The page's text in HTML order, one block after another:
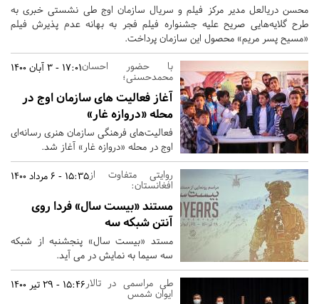
محسن دریالعل مدیر مرکز فیلم و سریال سازمان اوج طی نشستی خبری به
طرح گلایه‌هایی صریح علیه جشنواره فیلم فجر به بهانه عدم پذیرش فیلم
«مسیح پسر مریم» محصول این سازمان پرداخت.
17:01 - 3 آبان 1400با حضور احسان
محمدحسنی؛
آغاز فعالیت های سازمان اوج در
محله «دروازه غار»
فعالیت‌های فرهنگی سازمان هنری رسانه‌ای
اوج در محله «دروازه غار» آغاز شد.
15:35 - 6 مرداد 1400روایتی متفاوت از
افغانستان:
مستند «بیست سال» فردا روی
آنتن شبکه سه
مستد «بیست سال» پنجشنبه از شبکه
سه سیما به نمایش در می آید.
15:46 - 29 تیر 1400 طی مراسمی در تالار
ایوان شمس